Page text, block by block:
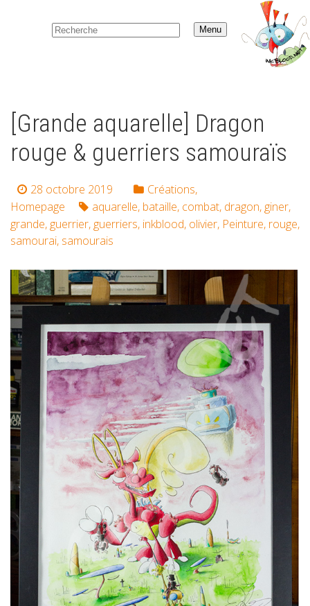
Menu
[Grande aquarelle] Dragon
rouge & guerriers samouraïs
28 octobre 2019 Créations,
Homepage
aquarelle, bataille, combat, dragon, giner,
grande, guerrier, guerriers, inkblood, olivier, Peinture, rouge,
samourai, samourais